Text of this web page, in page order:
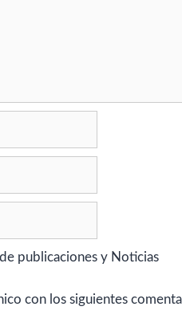
publicaciones y Noticias
con los siguientes